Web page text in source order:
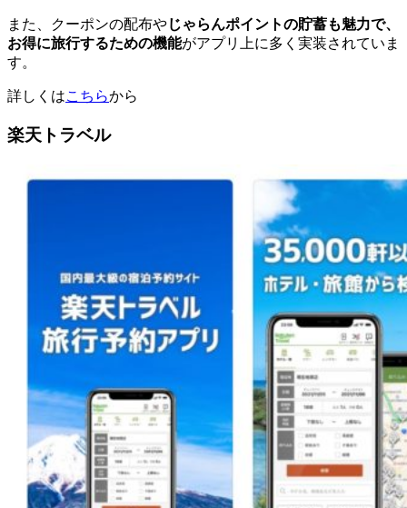
また、クーポンの配布やじゃらんポイントの貯蓄も魅力で、
お得に旅行するための機能がアプリ上に多く実装されていま
す。
詳しくはこちらから
楽天トラベル